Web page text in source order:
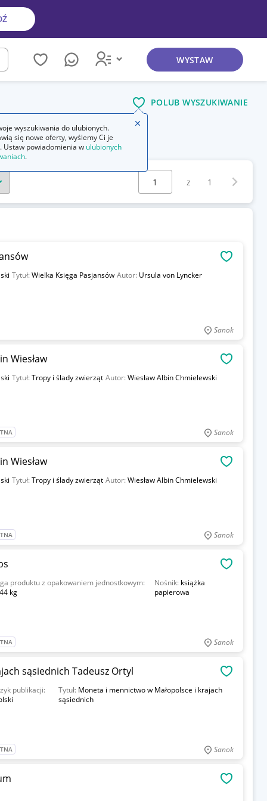
WYSTAW
POLUB WYSZUKIWANIE
Wybierz stronę:
z 1
Tytuł:Wielka Księga Pasjansów Autor: Ursula von Lyncker
Sanok
Wiesław
Tytuł:Tropy i ślady zwierząt Autor:Wiesław Albin Chmielewski
Sanok
Wiesław
Tytuł:Tropy i ślady zwierząt Autor:Wiesław Albin Chmielewski
Sanok
produktu z opakowaniem jednostkowym:
kg
Nośnik: książka
papierowa
Sanok
Moneta i mennictwo w Małopolsce i krajach sąsiednich Tadeusz Ortyl
publikacji:
Tytuł: Moneta i mennictwo w Małopolsce i krajach
sąsiednich
Sanok
wyszukiwania do ulubionych.
się nowe oferty, wyślemy Ci je
Ustaw powiadomienia w ulubionych
.
Zamknij wskazówkę